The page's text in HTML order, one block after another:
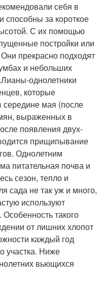
себя в
способны за короткое
С их помощью
постройки или
прекрасно подходят
и небольших
однолетники
которые
середине мая (после
выраженных в
появления двух-
прищипывание
Однолетним
питательная почва и
сезон, тепло и
сада не так уж и много,
используют
такого
от лишних хлопот
каждый год
участка. Ниже
вьющихся